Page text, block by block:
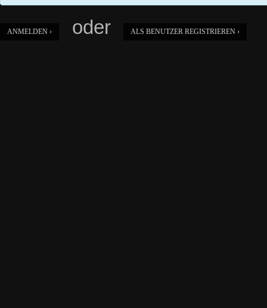
ANMELDEN › oder ALS BENUTZER REGISTRIEREN ›